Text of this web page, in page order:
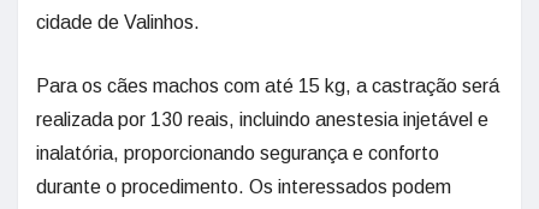
cidade de Valinhos.
Para os cães machos com até 15 kg, a castração será
realizada por 130 reais, incluindo anestesia injetável e
inalatória, proporcionando segurança e conforto
durante o procedimento. Os interessados podem